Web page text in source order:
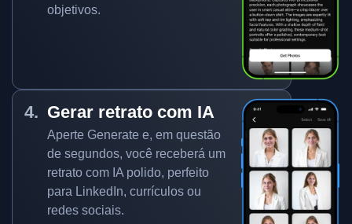
objetivos.
Gerar retrato com IA
Aperte Generate e, em questão
de segundos, você receberá um
retrato com IA polido, perfeito
para LinkedIn, currículos ou
redes sociais.